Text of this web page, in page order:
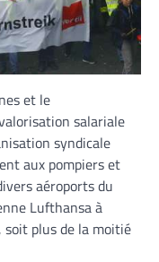
et le
salariale
syndicale
aux pompiers et
aéroports du
Lufthansa à
soit plus de la moitié